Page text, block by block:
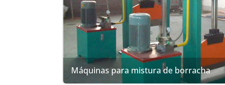
Máquinas para mistura de borracha